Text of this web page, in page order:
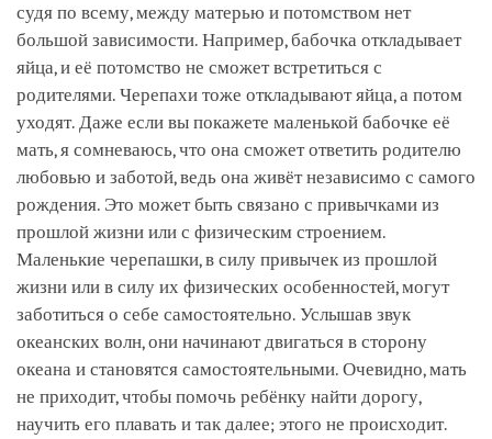
судя по всему, между матерью и потомством нет
большой зависимости. Например, бабочка откладывает
яйца, и её потомство не сможет встретиться с
родителями. Черепахи тоже откладывают яйца, а потом
уходят. Даже если вы покажете маленькой бабочке её
мать, я сомневаюсь, что она сможет ответить родителю
любовью и заботой, ведь она живёт независимо с самого
рождения. Это может быть связано с привычками из
прошлой жизни или с физическим строением.
Маленькие черепашки, в силу привычек из прошлой
жизни или в силу их физических особенностей, могут
заботиться о себе самостоятельно. Услышав звук
океанских волн, они начинают двигаться в сторону
океана и становятся самостоятельными. Очевидно, мать
не приходит, чтобы помочь ребёнку найти дорогу,
научить его плавать и так далее; этого не происходит.